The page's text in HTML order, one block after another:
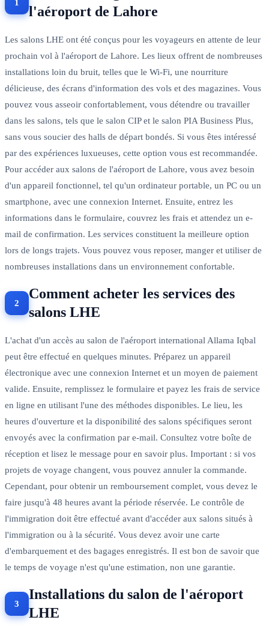
l'aéroport de Lahore
Les salons LHE ont été conçus pour les voyageurs en attente de leur
prochain vol à l'aéroport de Lahore. Les lieux offrent de nombreuses
installations loin du bruit, telles que le Wi-Fi, une nourriture
délicieuse, des écrans d'information des vols et des magazines. Vous
pouvez vous asseoir confortablement, vous détendre ou travailler
dans les salons, tels que le salon CIP et le salon PIA Business Plus,
sans vous soucier des halls de départ bondés. Si vous êtes intéressé
par des expériences luxueuses, cette option vous est recommandée.
Pour accéder aux salons de l'aéroport de Lahore, vous avez besoin
d'un appareil fonctionnel, tel qu'un ordinateur portable, un PC ou un
smartphone, avec une connexion Internet. Ensuite, entrez les
informations dans le formulaire, couvrez les frais et attendez un e-
mail de confirmation. Les services constituent la meilleure option
lors de longs trajets. Vous pouvez vous reposer, manger et utiliser de
nombreuses installations dans un environnement confortable.
Comment acheter les services des
salons LHE
L'achat d'un accès au salon de l'aéroport international Allama Iqbal
peut être effectué en quelques minutes. Préparez un appareil
électronique avec une connexion Internet et un moyen de paiement
valide. Ensuite, remplissez le formulaire et payez les frais de service
en ligne en utilisant l'une des méthodes disponibles. Le lieu, les
heures d'ouverture et la disponibilité des salons spécifiques seront
envoyés avec la confirmation par e-mail. Consultez votre boîte de
réception et lisez le message pour en savoir plus. Important : si vos
projets de voyage changent, vous pouvez annuler la commande.
Cependant, pour obtenir un remboursement complet, vous devez le
faire jusqu'à 48 heures avant la période réservée. Le contrôle de
l'immigration doit être effectué avant d'accéder aux salons situés à
l'immigration ou à la sécurité. Vous devez avoir une carte
d'embarquement et des bagages enregistrés. Il est bon de savoir que
le temps de voyage n'est qu'une estimation, non une garantie.
Installations du salon de l'aéroport
LHE